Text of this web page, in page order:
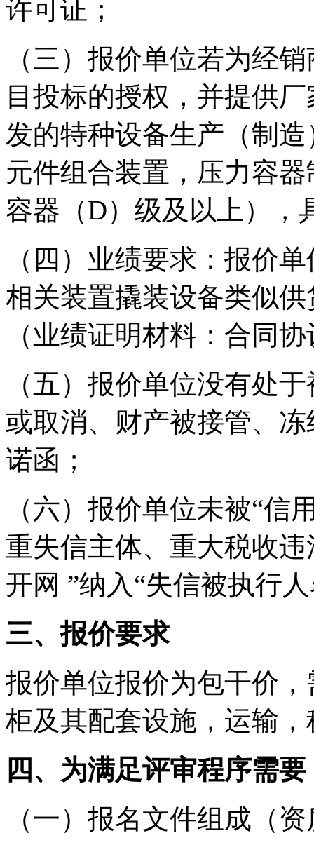
许可证；
（三）报价单位若为经
目投标的授权，并提供
发的特种设备生产（制
元件组合装置，压力容
容器（D）级及以上），
（四）业绩要求：报价
相关装置撬装设备类似
（业绩证明材料：合同
（五）报价单位没有处
或取消、财产被接管、
诺函；
（六）报价单位未被“信
重失信主体、重大税收
开网 ”纳入“失信被执行
三、报价要求
报价单位报价为包干价
柜及其配套设施，运输
四、为满足评审程序需
（一）报名文件组成（